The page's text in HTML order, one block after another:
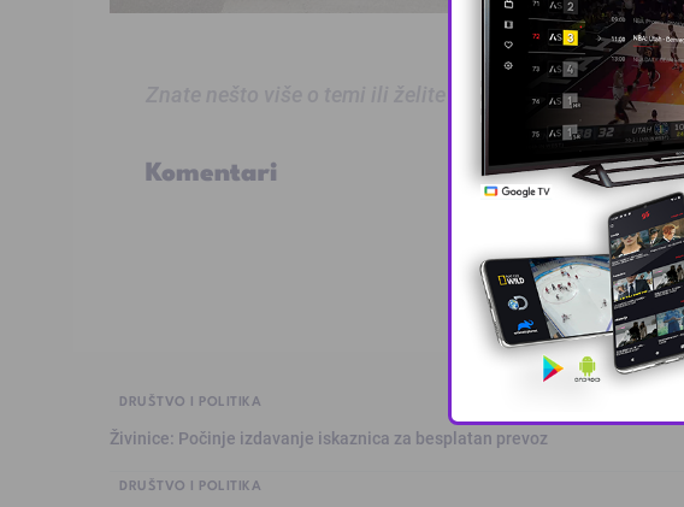
Znate nešto više o temi ili želite prijaviti grešku u tekstu?
Komentari
DRUŠTVO I POLITIKA
Živinice: Počinje izdavanje iskaznica za besplatan prevoz
DRUŠTVO I POLITIKA